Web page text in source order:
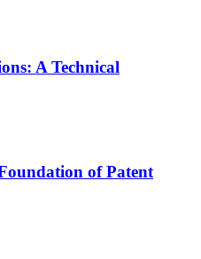
A Technical
of Patent